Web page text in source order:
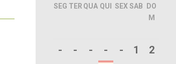
SEG TER QUA QUI SEX SAB DO
M
- - - - - 1
2